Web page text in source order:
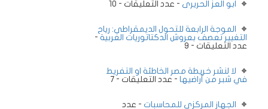
ابو العز الحريرى - عدد التعليقات - 10
الموجة الرابعة للتحول الديمقراطي: رياح
التغيير تعصف بعروش الدكتاتوريات العربية -
عدد التعليقات - 9
لا لنشر خريطة مصر الخاطئة او التفريط
في شبر من أراضيها - عدد التعليقات - 7
الجهاز المركزي للمحاسبات - عدد